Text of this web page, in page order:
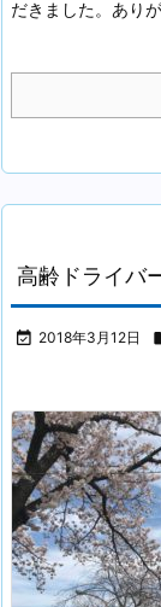
だきました。あり
高齢ドライバ
 2018年3月12日